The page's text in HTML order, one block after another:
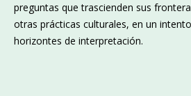
preguntas que trascienden sus
otras prácticas culturales, en un
horizontes de interpretación.